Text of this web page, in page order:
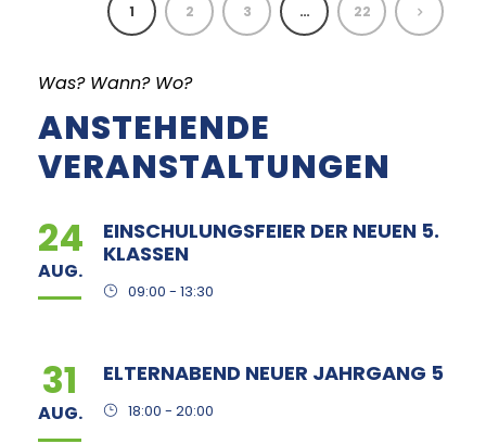
1 2 3 … 22
Was? Wann? Wo?
ANSTEHENDE
VERANSTALTUNGEN
24
AUG.
EINSCHULUNGSFEIER DER NEUEN 5.
KLASSEN
09:00 - 13:30
31
AUG.
ELTERNABEND NEUER JAHRGANG 5
18:00 - 20:00